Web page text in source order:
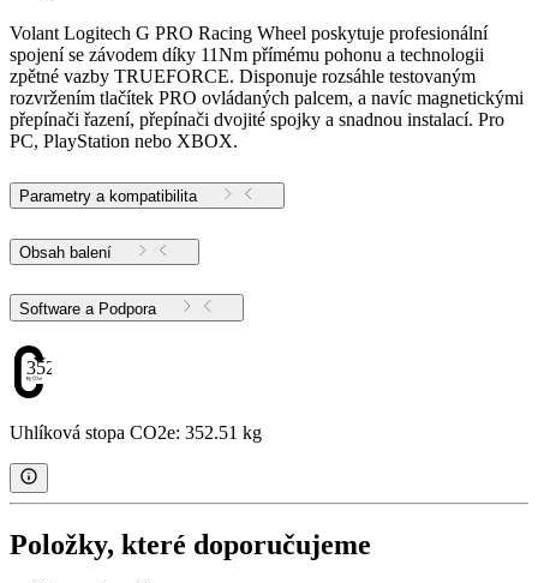
Volant Logitech G PRO Racing Wheel poskytuje profesionální
spojení se závodem díky 11Nm přímému pohonu a technologii
zpětné vazby TRUEFORCE. Disponuje rozsáhle testovaným
rozvržením tlačítek PRO ovládaných palcem, a navíc magnetickými
přepínači řazení, přepínači dvojité spojky a snadnou instalací. Pro
PC, PlayStation nebo XBOX.
Parametry a kompatibilita
Obsah balení
Software a Podpora
352.51
Uhlíková stopa CO2e: 352.51 kg
Položky, které doporučujeme